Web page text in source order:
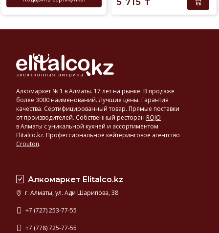
Алкомаркет № 1 в Алматы. 17 лет на рынке. В продаже
более 3000 наименований. Лучшие цены. Гарантия
качества. Сертифицированный товар. Прямые поставки
от производителей. Собственный ресторан ROJO
в Алматы с уникальной кухней и ассортиментом
Elitalco.kz. Профессиональное кейтеринговое агентство
Crouton.
Алкомаркет Elitalco.kz
г. Алматы, ул. Ади Шарипова, 38
+7 (727) 253-77-55
+7 (778) 725-77-55